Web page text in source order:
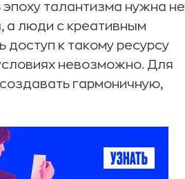
талантизма нужна не
а люди с креативным
к такому ресурсу
невозможно. Для
гармоничную,